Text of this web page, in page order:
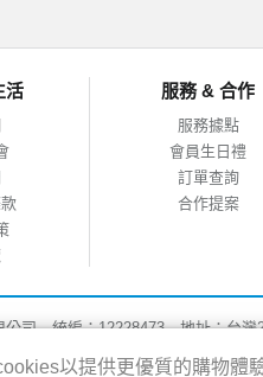
的帳號，
或神腦權
三、 會員帳號
您的會員
您有義
若您發
損，需請
會員事先說明
（二）當您使
服務時，因服
料，您可自由
（三）為提供
址、地理位置
站、服務、產
能；行動APP
設定關閉地理
活 服務 & 合作
服務據點
會員生日禮
訂單查詢
合作提案
公司 統編：12228473 地址：台灣
以提供更優質的購物體